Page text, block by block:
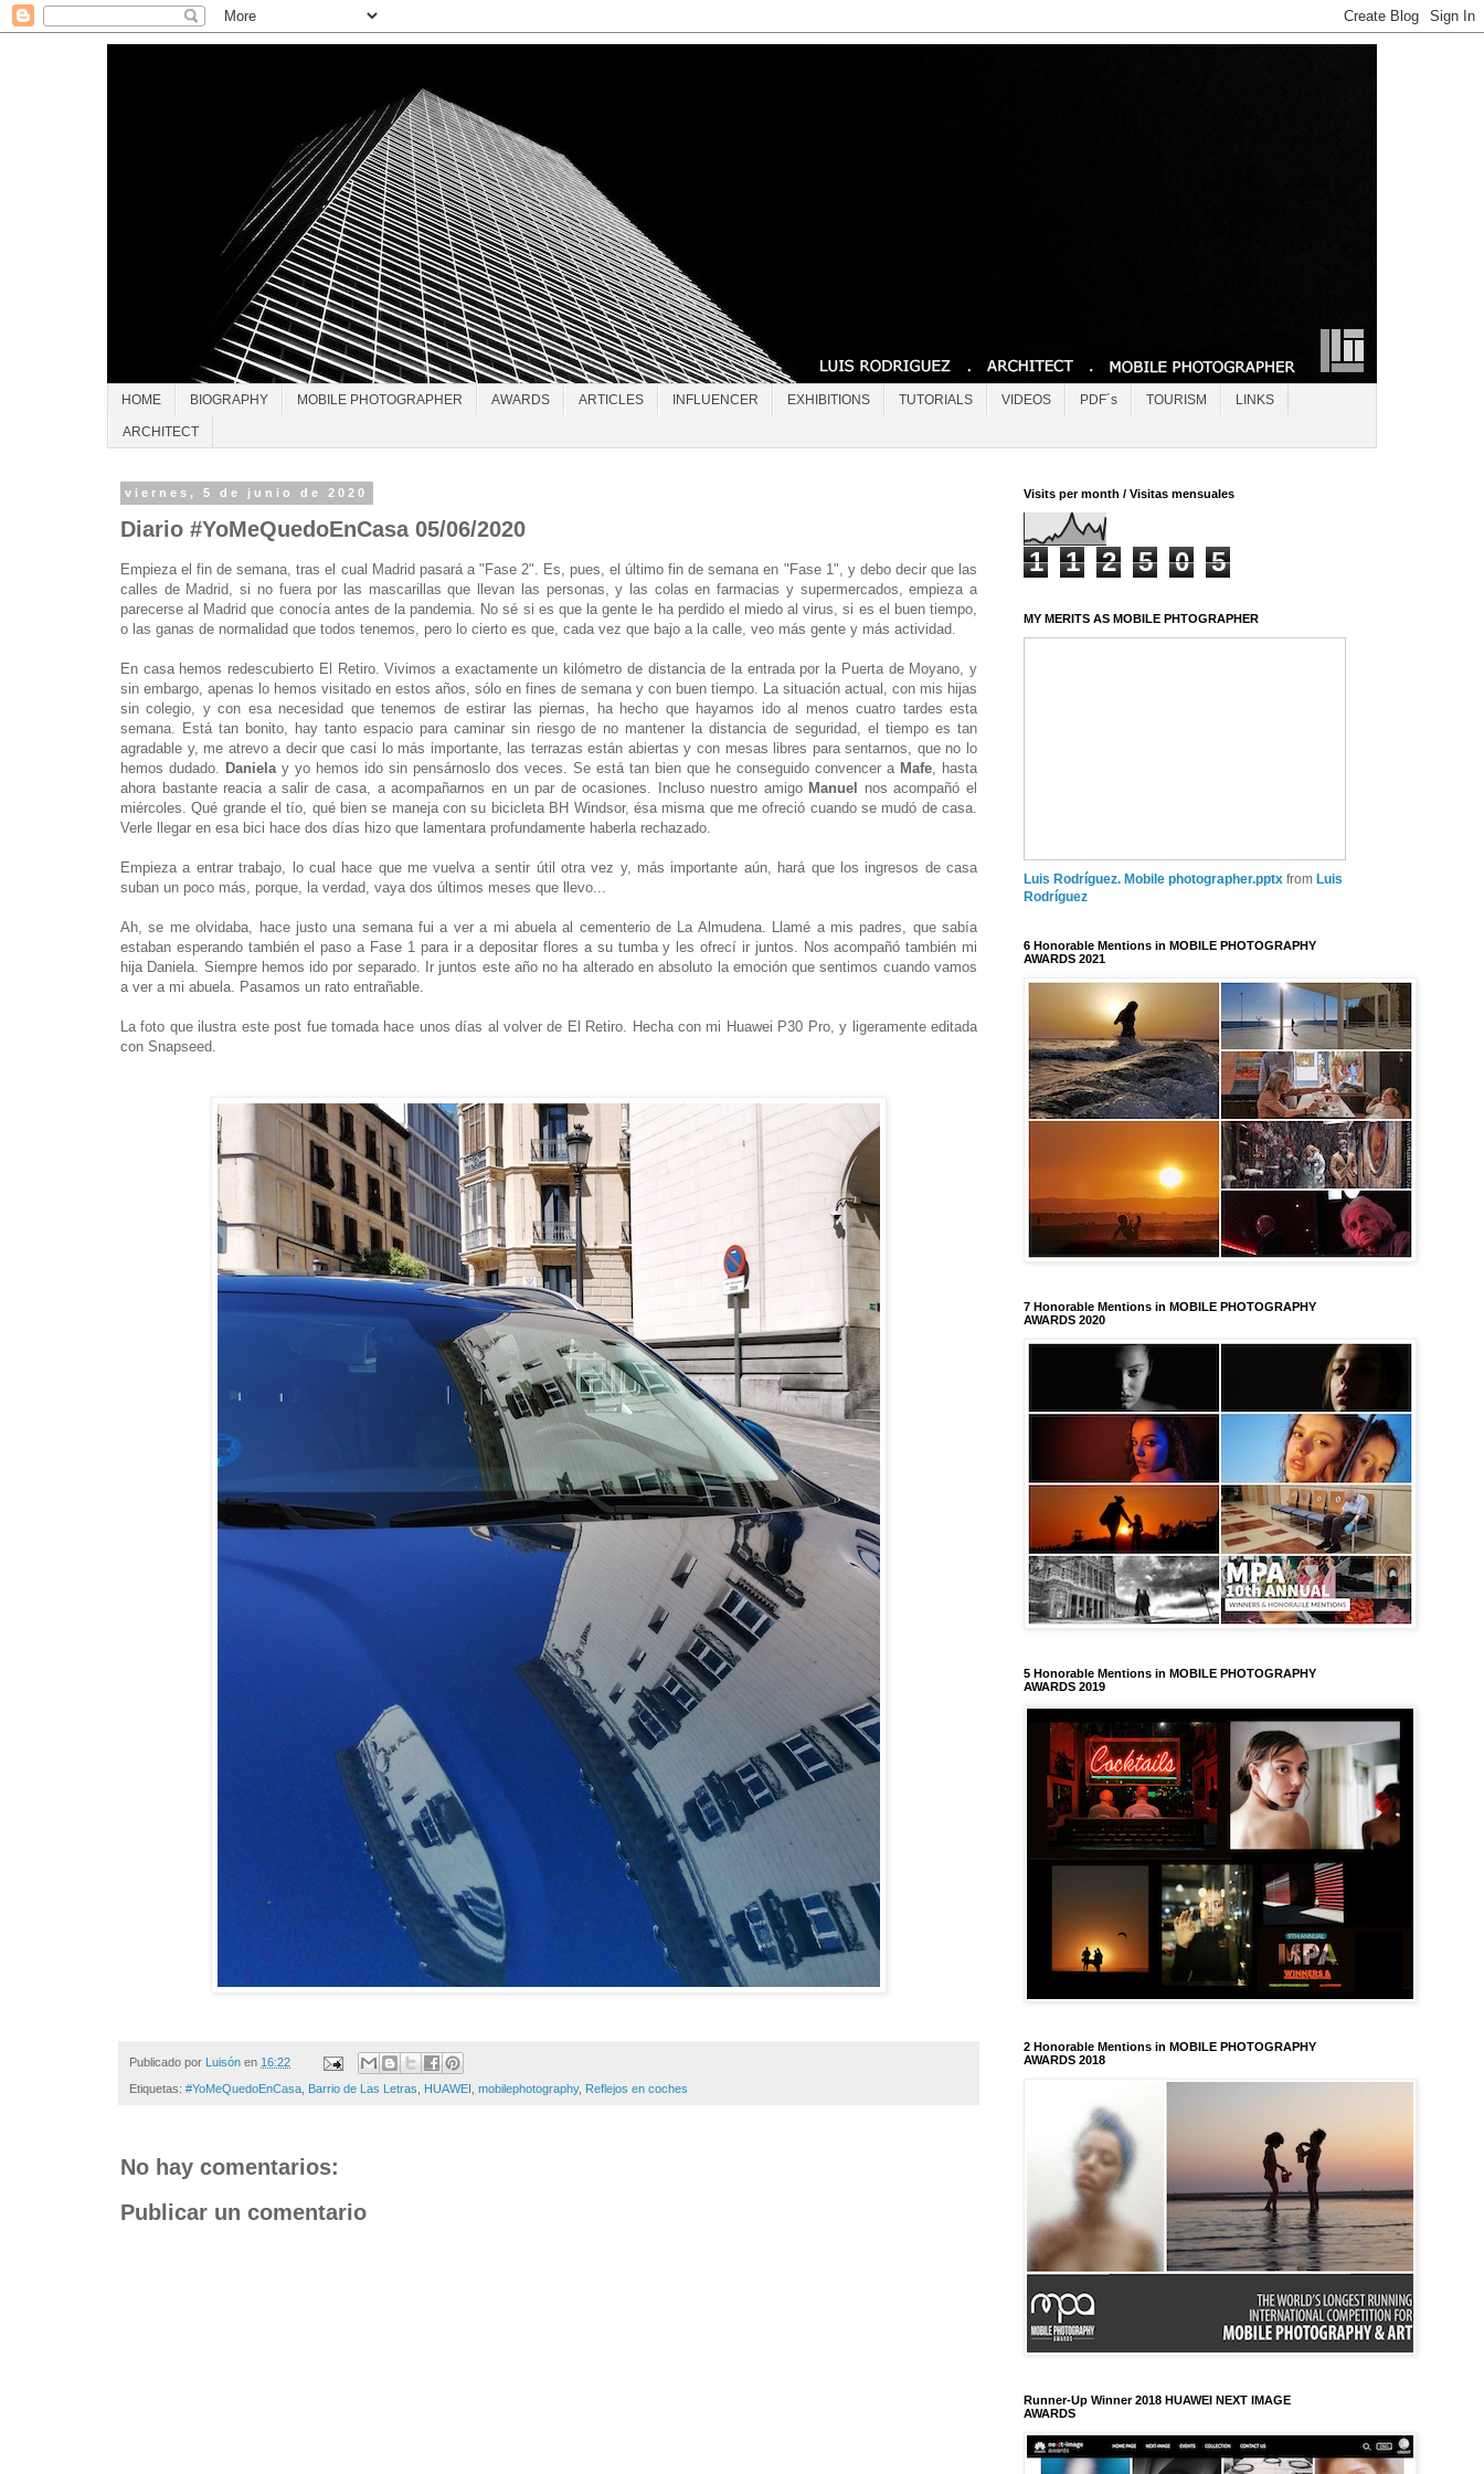
HOME BIOGRAPHY MOBILE PHOTOGRAPHER AWARDS ARTICLES INFLUENCER EXHIBITIONS TUTORIALS VIDEOS PDF´s TOURISM LINKS
ARCHITECT
viernes, 5 de junio de 2020
Diario #YoMeQuedoEnCasa 05/06/2020
Empieza el fin de semana, tras el cual Madrid pasará a "Fase 2". Es, pues, el último fin de semana en "Fase 1", y debo decir que las
calles de Madrid, si no fuera por las mascarillas que llevan las personas, y las colas en farmacias y supermercados, empieza a
parecerse al Madrid que conocía antes de la pandemia. No sé si es que la gente le ha perdido el miedo al virus, si es el buen tiempo,
o las ganas de normalidad que todos tenemos, pero lo cierto es que, cada vez que bajo a la calle, veo más gente y más actividad.
En casa hemos redescubierto El Retiro. Vivimos a exactamente un kilómetro de distancia de la entrada por la Puerta de Moyano, y
sin embargo, apenas lo hemos visitado en estos años, sólo en fines de semana y con buen tiempo. La situación actual, con mis hijas
sin colegio, y con esa necesidad que tenemos de estirar las piernas, ha hecho que hayamos ido al menos cuatro tardes esta
semana. Está tan bonito, hay tanto espacio para caminar sin riesgo de no mantener la distancia de seguridad, el tiempo es tan
agradable y, me atrevo a decir que casi lo más importante, las terrazas están abiertas y con mesas libres para sentarnos, que no lo
hemos dudado.
Daniela y yo hemos ido sin pensárnoslo dos veces. Se está tan bien que he conseguido convencer a Mafe , hasta
ahora bastante reacia a salir de casa, a acompañarnos en un par de ocasiones. Incluso nuestro amigo Manuel
nos acompañó el
miércoles. Qué grande el tío, qué bien se maneja con su bicicleta BH Windsor, ésa misma que me ofreció cuando se mudó de casa.
Verle llegar en esa bici hace dos días hizo que lamentara profundamente haberla rechazado.
Empieza a entrar trabajo, lo cual hace que me vuelva a sentir útil otra vez y, más importante aún, hará que los ingresos de casa
suban un poco más, porque, la verdad, vaya dos últimos meses que llevo...
Ah, se me olvidaba, hace justo una semana fui a ver a mi abuelaal cementerio de La Almudena. Llamé a mis padres, que sabía
estaban esperando también el paso a Fase 1 para ir a depositar flores a su tumba y les ofrecí ir juntos. Nos acompañó también mi
hija Daniela. Siempre hemos ido por separado. Ir juntos este año no ha alterado en absoluto la emoción que sentimos cuando vamos
a ver a mi abuela. Pasamos un rato entrañable.
La foto que ilustra este post fue tomada hace unos días al volver de El Retiro. Hecha con mi Huawei P30 Pro, y ligeramente editada
con Snapseed.
Publicado por Luisón en 16:22
Etiquetas: #YoMeQuedoEnCasa Barrio de Las Letras HUAWEI mobilephotography, Reflejos en coches
No hay comentarios:
Publicar un comentario
Visits per month / Visitas mensuales
1 1 2 5 0 5
MY MERITS AS MOBILE PHTOGRAPHER
Luis Rodríguez. Mobile photographer.pptx from Luis
Rodríguez
6 Honorable Mentions in MOBILE PHOTOGRAPHY
AWARDS 2021
7 Honorable Mentions in MOBILE PHOTOGRAPHY
AWARDS 2020
5 Honorable Mentions in MOBILE PHOTOGRAPHY
AWARDS 2019
2 Honorable Mentions in MOBILE PHOTOGRAPHY
AWARDS 2018
Runner-Up Winner 2018 HUAWEI NEXT IMAGE
AWARDS